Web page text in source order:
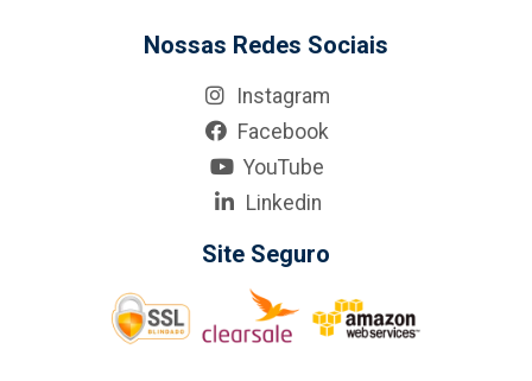
Nossas Redes Sociais
Instagram
Facebook
YouTube
Linkedin
Site Seguro